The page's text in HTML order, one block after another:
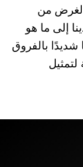
من
إلى ما هو
شديدًا بالفروق
لتمثيل